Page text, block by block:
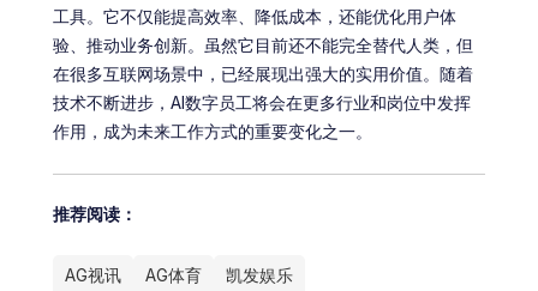
工具。它不仅能提高效率、降低成本，还能优化用户体
验、推动业务创新。虽然它目前还不能完全替代人类，但
在很多互联网场景中，已经展现出强大的实用价值。随着
技术不断进步，AI数字员工将会在更多行业和岗位中发挥
作用，成为未来工作方式的重要变化之一。
推荐阅读：
AG视讯 AG体育 凯发娱乐